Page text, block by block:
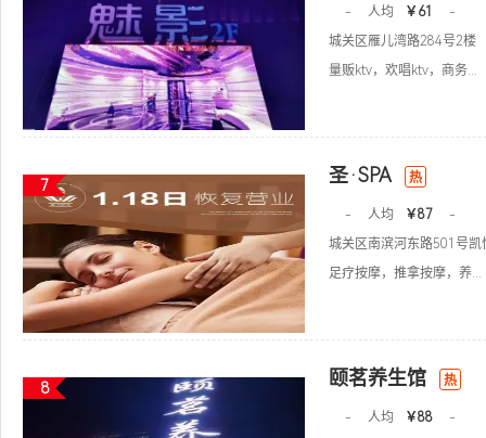
- 人均 ￥61
-
城关区雁儿湾路284号2楼
量贩ktv，欢唱ktv，商务...
7 圣·SPA 热
- 人均 ￥87
-
城关区南滨河东路501号凯
足疗按摩，推拿按摩，养...
8 颐茗养生馆 热
- 人均 ￥88
-